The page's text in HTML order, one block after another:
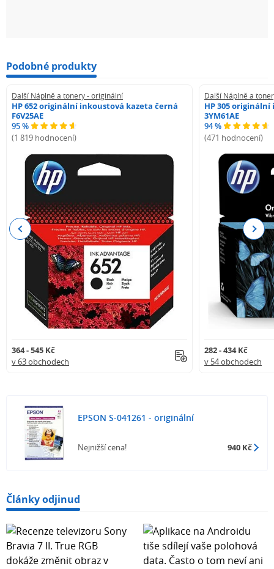
Podobné produkty
Další Náplně a tonery - originální
HP 652 originální inkoustová kazeta černá
F6V25AE
95 %
(1 819 hodnocení)
364 - 545 Kč
v 63 obchodech
Další Náplně a
HP 305
3YM61AE
94 %
(471 hodnocení)
282 - 434 Kč
v 54 obchodech
Previous Next
EPSON S-041261 - originální
Nejnižší cena! 940 Kč
Články odjinud